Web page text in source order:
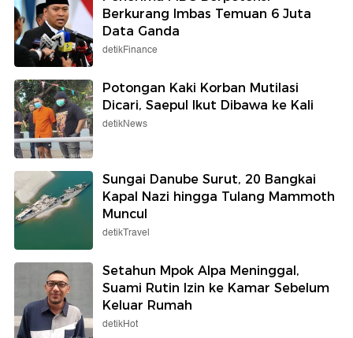
Berkurang Imbas Temuan 6 Juta
Data Ganda
detikFinance
Potongan Kaki Korban Mutilasi
Dicari, Saepul Ikut Dibawa ke Kali
detikNews
Sungai Danube Surut, 20 Bangkai
Kapal Nazi hingga Tulang Mammoth
Muncul
detikTravel
Setahun Mpok Alpa Meninggal,
Suami Rutin Izin ke Kamar Sebelum
Keluar Rumah
detikHot